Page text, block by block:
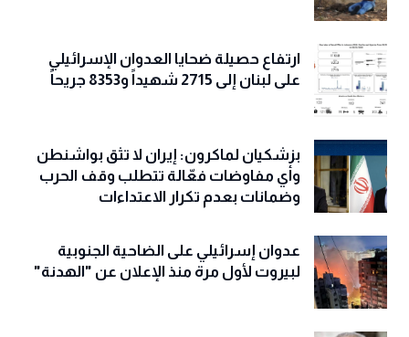
ارتفاع حصيلة ضحايا العدوان الإسرائيلي
على لبنان إلى 2715 شهيداً و8353 جريحاً
بزشكيان لماكرون: إيران لا تثق بواشنطن
وأي مفاوضات فعّالة تتطلب وقف الحرب
وضمانات بعدم تكرار الاعتداءات
عدوان إسرائيلي على الضاحية الجنوبية
لبيروت لأول مرة منذ الإعلان عن "الهدنة"